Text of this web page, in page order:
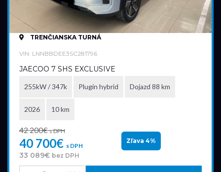
TRENČIANSKA TURNÁ
VIN: LNNBBDEE3SC281796
JAECOO 7 SHS EXCLUSIVE
255kW / 347k Plugin hybrid Dojazd 88 km
2026 10 km
42 200€s DPH
40 700€ s DPH
33 089€ bez DPH
Zľava 4%